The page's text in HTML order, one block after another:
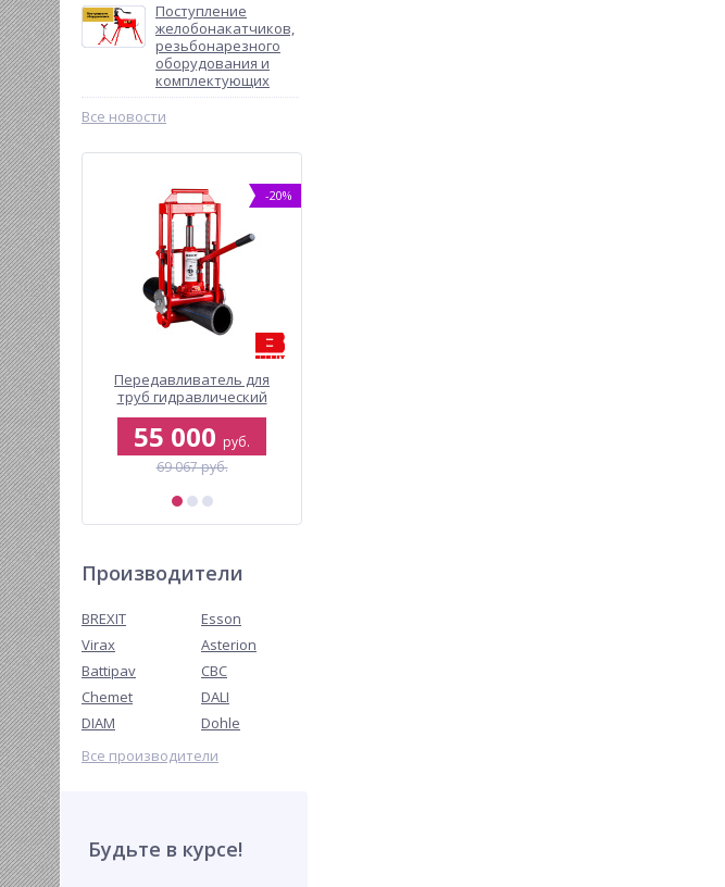
Поступление
желобонакатчиков,
резьбонарезного
оборудования и
комплектующих
Все новости
ХИТ
-5%
клупп
2000
руб.
-20%
Передавливатель для
труб гидравлический
BREXIT BrexPRESS GP G110
55 000 руб.
69 067 руб.
Производители
BREXIT
Esson
Virax
Asterion
Battipav
CBC
Chemet
DALI
DIAM
Dohle
Все производители
Будьте в курсе!